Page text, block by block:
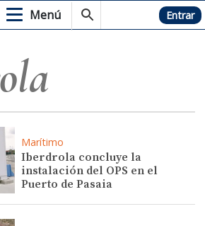
Menú Hemeroteca Entrar
Marítimo
Iberdrola concluye la
instalación del OPS en el
Puerto de Pasaia